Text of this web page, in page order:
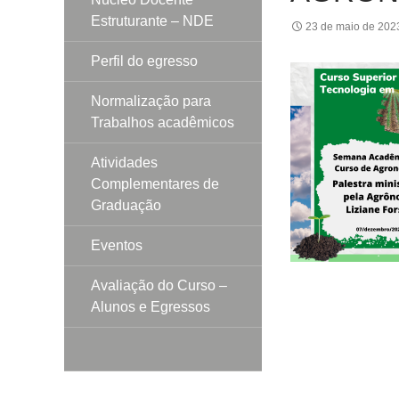
23 de maio de
Estruturante – NDE
Perfil do egresso
Normalização para
Trabalhos acadêmicos
Atividades
Complementares de
Graduação
Eventos
Avaliação do Curso –
Alunos e Egressos